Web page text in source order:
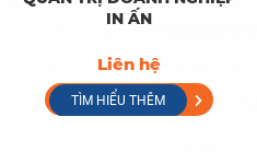
IN ẤN
Liên hệ
TÌM HIỂU THÊM